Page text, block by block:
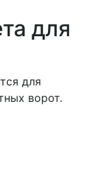
для
для
ворот.